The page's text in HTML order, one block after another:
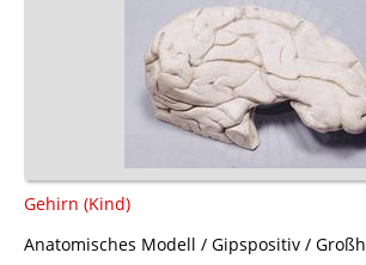
Gehirn (Kind)
Anatomisches Modell / Gipspositiv /